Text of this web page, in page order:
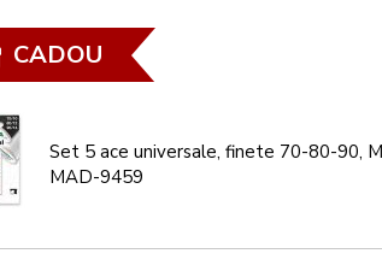
CADOU
Set 5 ace universale, finete 70-80-90,
MAD-9459